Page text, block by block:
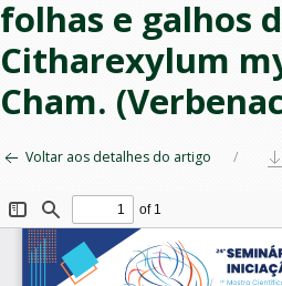
folhas e galhos
Citharexylum
Cham.
Voltar aos detalhes do artigo